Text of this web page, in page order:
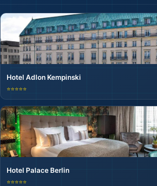
Hotel Adlon Kempinski
⭐⭐⭐⭐⭐
Hotel Palace Berlin
⭐⭐⭐⭐⭐